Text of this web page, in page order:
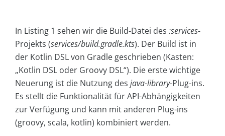
In Listing 1 sehen wir die Build-Datei des :services-
Projekts (services/build.gradle.kts). Der Build ist in
der Kotlin DSL von Gradle geschrieben (Kasten:
„Kotlin DSL oder Groovy DSL“). Die erste wichtige
Neuerung ist die Nutzung des java-library-Plug-ins.
Es stellt die Funktionalität für API-Abhängigkeiten
zur Verfügung und kann mit anderen Plug-ins
(groovy, scala, kotlin) kombiniert werden.